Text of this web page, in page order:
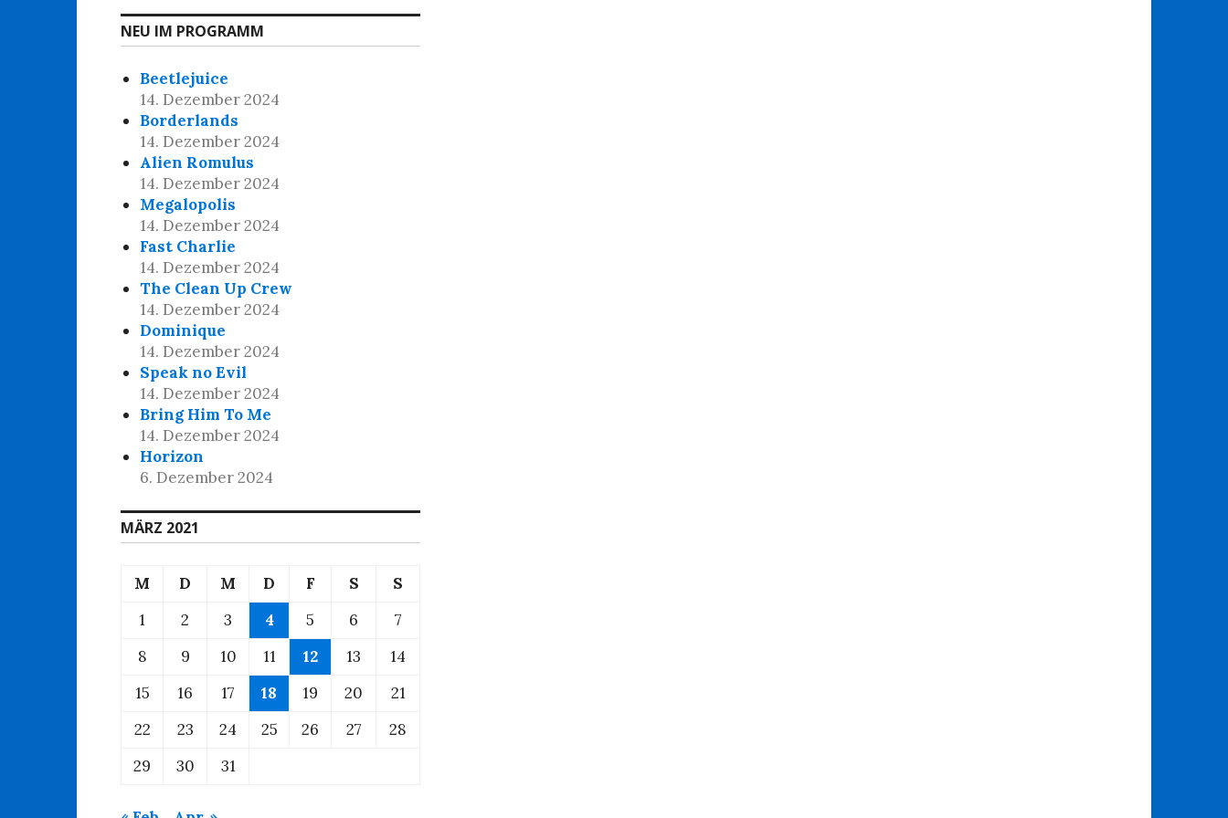
NEU IM PROGRAMM
Beetlejuice
14. Dezember 2024
Borderlands
14. Dezember 2024
Alien Romulus
14. Dezember 2024
Megalopolis
14. Dezember 2024
Fast Charlie
14. Dezember 2024
The Clean Up Crew
14. Dezember 2024
Dominique
14. Dezember 2024
Speak no Evil
14. Dezember 2024
Bring Him To Me
14. Dezember 2024
Horizon
6. Dezember 2024
MÄRZ 2021
M D M D F S
S
1
2 3 4 5 6
7
8
9 10 11 12 13
14
15
16 17 18 19 20
21
22
23 24 25 26 27
28
29
30 31